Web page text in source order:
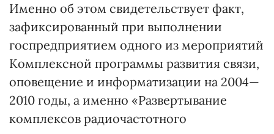
Именно об этом свидетельствует факт,
зафиксированный при выполнении
госпредприятием одного из мероприятий
Комплексной программы развития связи,
оповещение и информатизации на 2004—
2010 годы, а именно «Развертывание
комплексов радиочастотного